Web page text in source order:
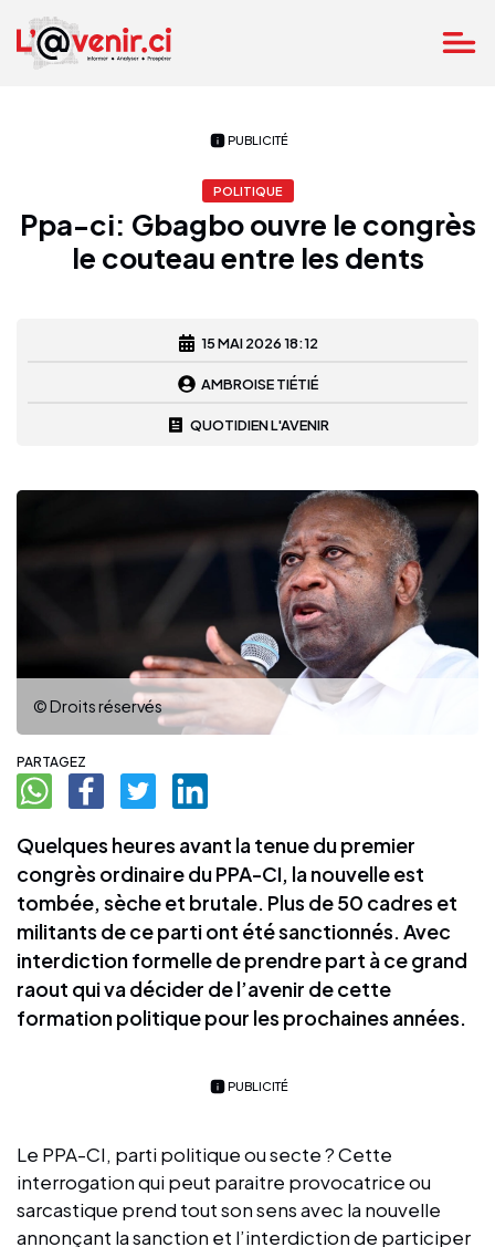
PUBLICITÉ
POLITIQUE
Ppa-ci: Gbagbo ouvre le congrès
le couteau entre les dents
15 MAI 2026 18:12
AMBROISE TIÉTIÉ
QUOTIDIEN L'AVENIR
© Droits réservés
PARTAGEZ
Quelques heures avant la tenue du premier
congrès ordinaire du PPA-CI, la nouvelle est
tombée, sèche et brutale. Plus de 50 cadres et
militants de ce parti ont été sanctionnés. Avec
interdiction formelle de prendre part à ce grand
raout qui va décider de l’avenir de cette
formation politique pour les prochaines années.
PUBLICITÉ
Le PPA-CI, parti politique ou secte ? Cette
interrogation qui peut paraitre provocatrice ou
sarcastique prend tout son sens avec la nouvelle
annonçant la sanction et l’interdiction de participer